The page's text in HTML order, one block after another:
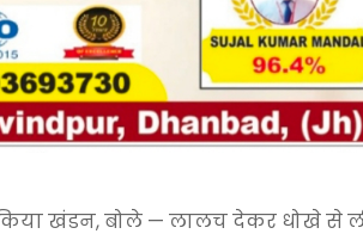
किया खंडन, बोले — लालच देकर धोखे से